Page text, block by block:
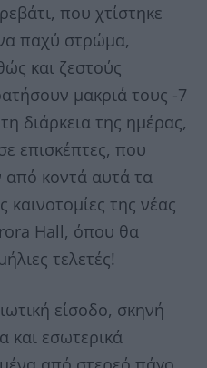
που χτίστηκε
παχύ στρώμα,
και ζεστούς
μακριά τους -7
διάρκεια της ημέρας,
επισκέπτες, που
κοντά αυτά τα
καινοτομίες της νέας
Hall, όπου θα
τελετές!
είσοδο, σκηνή
και εσωτερικά